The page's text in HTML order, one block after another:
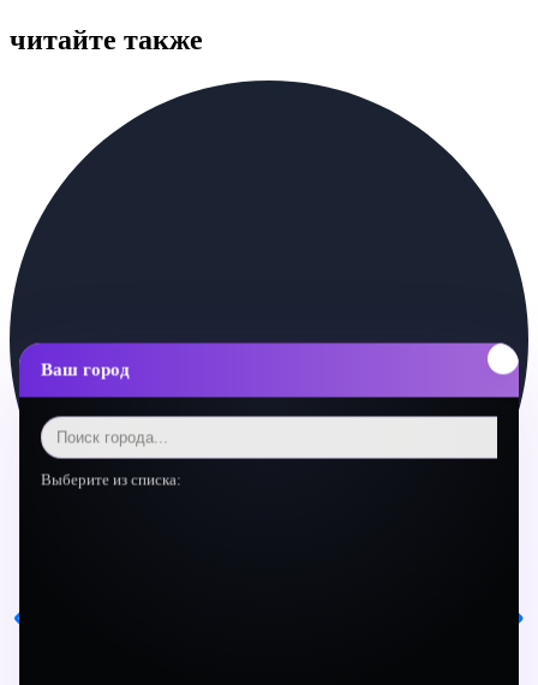
читайте также
Ваш город
Выберите из списка: